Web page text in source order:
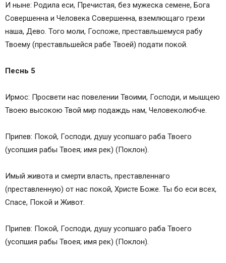
И ныне: Родила еси, Пречистая, без мужеска семене, Бога
Совершенна и Человека Совершенна, вземлющаго грехи
наша, Дево. Того моли, Госпоже, преставльшемуся рабу
Твоему (преставльшейся рабе Твоей) подати покой.
Песнь 5
Ирмос: Просвети нас повелении Твоими, Господи, и мышцею
Твоею высокою Твой мир подаждь нам, Человеколюбче.
Припев: Покой, Господи, душу усопшаго раба Твоего
(усопшия рабы Твоея; имя рек) (Поклон).
Имый живота и смерти власть, преставленнаго
(преставленную) от нас покой, Христе Боже. Ты бо еси всех,
Спасе, Покой и Живот.
Припев: Покой, Господи, душу усопшаго раба Твоего
(усопшия рабы Твоея; имя рек) (Поклон).